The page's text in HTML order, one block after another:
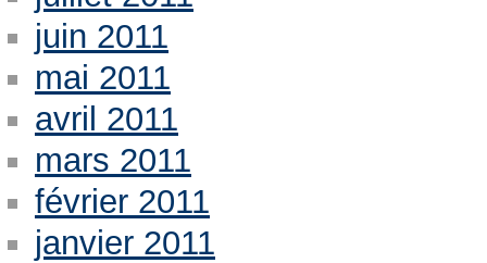
juin 2011
mai 2011
avril 2011
mars 2011
février 2011
janvier 2011